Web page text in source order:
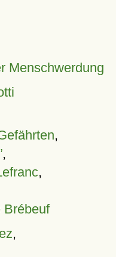
Menschwerdung
,
,
,
Brébeuf
,